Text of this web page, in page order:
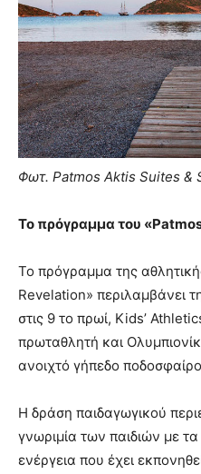
Φωτ. Patmos Aktis Suites &
Το πρόγραμμα του «
Το πρόγραμμα της
Revelation» περιλαμβάνει
στις 9 το πρωί, Kids’
πρωταθλητή και
ανοιχτό γήπεδο
Η δράση παιδαγωγικού
γνωριμία των παιδιών με
ενέργεια που έχει